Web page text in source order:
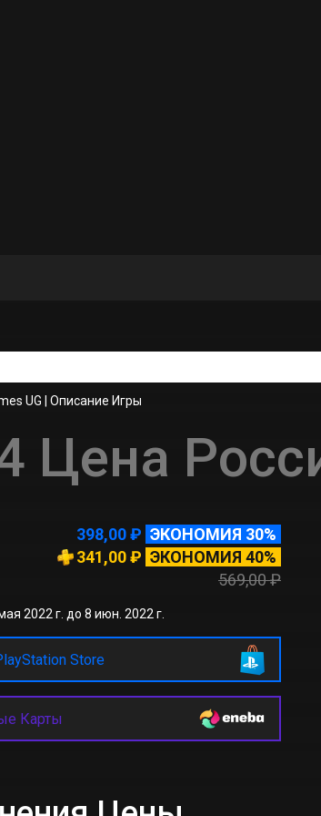
UG Описание Игры
Цена
398,00 ₽ ЭКОНОМИЯ 30%
341,00 ₽ ЭКОНОМИЯ 40%
569,00 ₽
2022 г. до 8 июн. 2022 г.
Store
Карты